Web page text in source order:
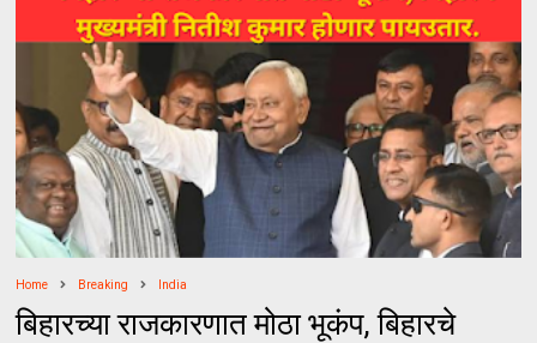
Home Breaking India
बिहारच्या राजकारणात मोठा भूकंप, बिहारचे